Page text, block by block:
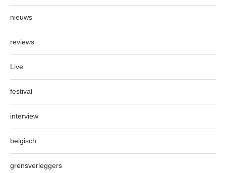
nieuws
reviews
Live
festival
interview
belgisch
grensverleggers